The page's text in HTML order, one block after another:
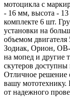
мотоцикла с
- 16 мм, высота -
комплекте 6 шт.
установки на
объемом
Зодиак, Орион, ОВ-
на мопед и другие
скутеров доступны
Отличное решение
вашу
от надежного